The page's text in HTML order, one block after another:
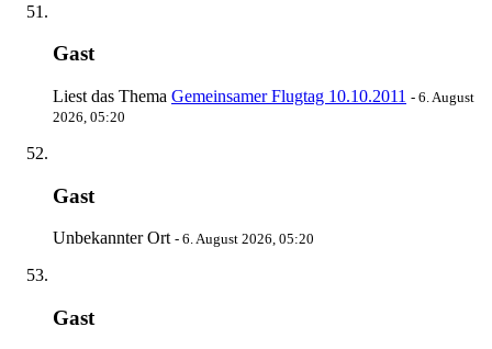
Gast
Liest das Thema Gemeinsamer Flugtag 10.10.2011 - 6. August
2026, 05:20
Gast
Unbekannter Ort - 6. August 2026, 05:20
Gast